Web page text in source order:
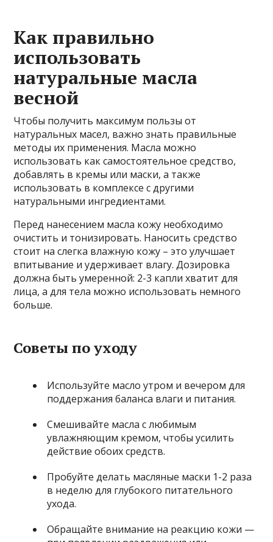
Как правильно
использовать
натуральные масла
весной
Чтобы получить максимум пользы от
натуральных масел, важно знать правильные
методы их применения. Масла можно
использовать как самостоятельное средство,
добавлять в кремы или маски, а также
использовать в комплексе с другими
натуральными ингредиентами.
Перед нанесением масла кожу необходимо
очистить и тонизировать. Наносить средство
стоит на слегка влажную кожу – это улучшает
впитывание и удерживает влагу. Дозировка
должна быть умеренной: 2-3 капли хватит для
лица, а для тела можно использовать немного
больше.
Советы по уходу
Используйте масло утром и вечером для
поддержания баланса влаги и питания.
Смешивайте масла с любимым
увлажняющим кремом, чтобы усилить
действие обоих средств.
Пробуйте делать масляные маски 1-2 раза
в неделю для глубокого питательного
ухода.
Обращайте внимание на реакцию кожи —